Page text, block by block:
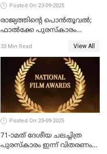
Posted On 23-09-2025
രാജ്യത്തിന്റെ പൊൻതൂവൽ;
ഫാൽക്കേ പുരസ്കാരം
സിനിമ ആത്മാവിന്റെ
സ്പന്ദനമെന്ന് ലാൽ;
ഉർവശിക്കും വിജയരാഘവനും
ദേശീയ അവാർഡ്
33 Min Read View All
Posted On 23-09-2025
71-ാമത് ദേശീയ ചലച്ചിത്ര
പുരസ്‌കാരം ഇന്ന് വിതരണം